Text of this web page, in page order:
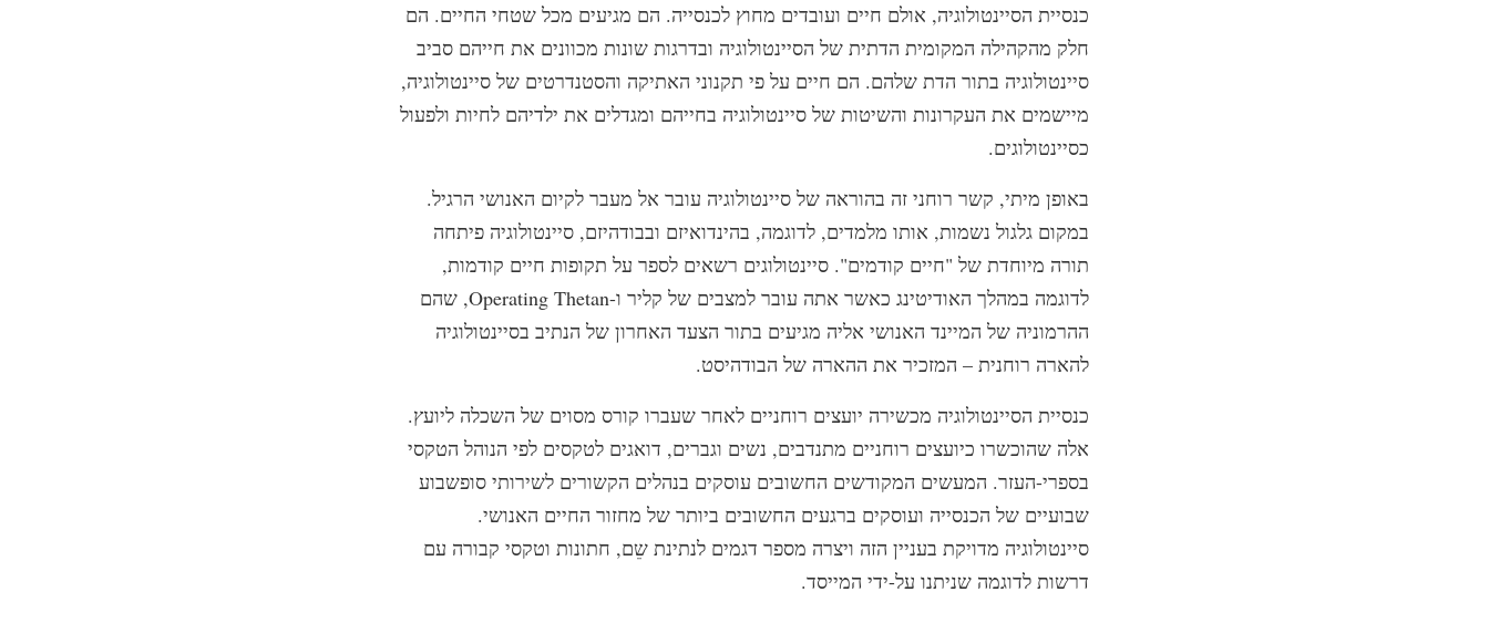
כנסיית הסיינטולוגיה, אולם חיים ועובדים מחוץ לכנסייה. הם מגיעים מכל שטחי החיים. הם
חלק מהקהילה המקומית הדתית של הסיינטולוגיה ובדרגות שונות מכוונים את חייהם סביב
סיינטולוגיה בתור הדת שלהם. הם חיים על פי תקנוני האתיקה והסטנדרטים של סיינטולוגיה,
מיישמים את העקרונות והשיטות של סיינטולוגיה בחייהם ומגדלים את ילדיהם לחיות ולפעול
כסיינטולוגים.
באופן מיתי, קשר רוחני זה בהוראה של סיינטולוגיה עובר אל מעבר לקיום האנושי הרגיל.
במקום גלגול נשמות, אותו מלמדים, לדוגמה, בהינדואיזם ובבודהיזם, סיינטולוגיה פיתחה
תורה מיוחדת של "חיים קודמים". סיינטולוגים רשאים לספר על תקופות חיים קודמות,
לדוגמה במהלך האודיטינג כאשר אתה עובר למצבים של קליר ו-Operating Thetan, שהם
ההרמוניה של המיינד האנושי אליה מגיעים בתור הצעד האחרון של הנתיב בסיינטולוגיה
להארה רוחנית – המזכיר את ההארה של הבודהיסט.
כנסיית הסיינטולוגיה מכשירה יועצים רוחניים לאחר שעברו קורס מסוים של השכלה ליועץ.
אלה שהוכשרו כיועצים רוחניים מתנדבים, נשים וגברים, דואגים לטקסים לפי הנוהל הטקסי
בספרי-העזר. המעשים המקודשים החשובים עוסקים בנהלים הקשורים לשירותי סופשבוע
שבועיים של הכנסייה ועוסקים ברגעים החשובים ביותר של מחזור החיים האנושי.
סיינטולוגיה מדויקת בעניין הזה ויצרה מספר דגמים לנתינת שֵם, חתונות וטקסי קבורה עם
דרשות לדוגמה שניתנו על-ידי המייסד.